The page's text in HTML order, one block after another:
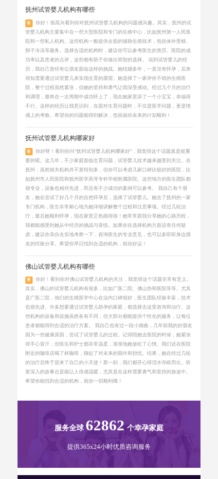
抚州试管婴儿机构有哪些
答
你好！很高兴看到你对抚州试管婴儿机构的问题感兴趣。其实，抚州的试
管婴儿机构主要集中在一些大型医院和专门的生殖中心，比如抚州第一人民医
院和一些私人机构。这些机构一般提供全面的辅助生殖技术，包括体外受精、
卵子冷冻等服务。选择合适的机构时，建议你可以参考医生的资历、医院的成
功率以及患者的点评，这些都有助于你做出明智的选择。 说到试管婴儿的经
历，我自己曾经有位朋友面临这样的挑战。她结婚多年，一直没有怀孕，后来
得知需要通过试管婴儿来实现生育的愿望。她选择了一家评价不错的生殖医
院，整个过程虽然紧张，但她的坚持和勇气让我深受感动。经过几个月的治疗
和调理，最终在一次周期中成功怀上了，现在她家里添了一个小宝宝，幸福得
不行。这样的经历让我意识到，在面对生育问题时，不仅是医学问题，更是情
感上的考验。希望你的问题能得到解决，也祝福你未来的计划顺利！
抚州试管婴儿机构哪家好
答
你好呀！看到你问“抚州试管婴儿机构哪家好”，我觉得这个话题真是挺重
要的呢。这几年，不少家庭面临生育问题，试管婴儿技术越来越受到关注。在
抚州，虽然相关机构并不算特别多，但你可以考虑几家口碑比较好的医院，比
如抚州市人民医院和抚州医学高等专科学校附属医院。这些地方的医生团队都
很专业，设备也相对先进，而且有不少成功的案例可以参考。 我自己有个朋
友，她在尝试了好几个月的自然怀孕后，选择了试管婴儿。她去了抚州的一家
专门机构，医生非常耐心地为她详细讲解整个过程和注意事项。经过几轮治
疗，最后她顺利怀孕，现在家里正热闹得很！她常常跟我分享她的心路历程，
我都能感受到她从中经历的挑战与喜悦。如果你在选择机构方面还有任何疑
虑，建议你亲自去实地考察一下，咨询医生的专业意见，也可以多听听身边朋
友的经验分享。希望你早日找到合适的机构，祝你好运！
佛山试管婴儿机构有哪些
答
你好！看到你对佛山试管婴儿机构的关注，我觉得这个话题非常有意义。
其实，佛山的试管婴儿机构有很多，比如广医二院、佛山协和医院等等。尤其
是广医二院，他们的生殖医学中心在业内口碑很好，医生团队经验丰富，技术
也很先进。许多想要通过试管婴儿助孕的家庭，都选择去这里咨询和治疗。这
些机构的设备和设施虽然各有不同，但大部分都能提供个性化的服务，让每位
患者都能得到合适的治疗方案。 我自己也有过一段小插曲，几年前我的好朋友
因为一些健康原因，尝试了试管婴儿的过程。记得陪她去医院的时候，她紧张
得手心冒汗，但医生和护士都非常温柔，渐渐地她放松了心情。我们还在医院
附近的咖啡店喝了杯咖啡，聊起了对未来的期许和担忧。结果，她在经过几轮
的治疗后终于迎来了自己的小天使！那一刻，我们都开心得泪水夺眶而出。听
更深入的故事总是能让人倍感温暖，尤其是在这样需要勇气和坚持的旅途中。
希望你能找到合适的机构，祝你一切顺利哦！
服务全球 62862 个幸孕家庭
提供365x24小时优质咨询服务